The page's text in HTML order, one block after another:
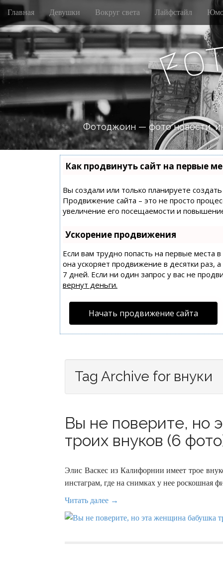
M
i
n
m
e
n
u
S
i
p
t
o
c
o
n
t
e
Главная Девушки Вокруг света Лайфстайл
Fo
Фотоджоин — фото новости,
Как продвинуть сайт на первые
Вы создали или только планируете
Продвижение сайта – это не просто
увеличение его посещаемости и
Ускорение продвижения
Если вам трудно попасть на первые места
она ускоряет продвижение в десятки раз,
7 дней. Если ни один запрос у вас не
вернут деньги.
Начать продвижение сайта
Tag Archive for внуки
Вы не поверите, но
троих внуков (6
Элис Васкес из Калифорнии имеет трое
инстаграм, где на снимках у нее роскошная
Читать далее →